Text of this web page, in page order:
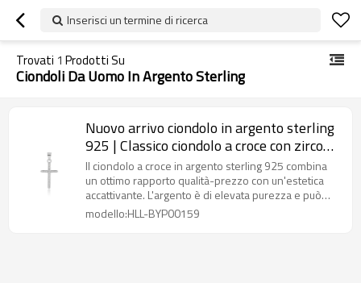
Inserisci un termine di ricerca
Trovati 1 Prodotti Su
Ciondoli Da Uomo In Argento Sterling
Nuovo arrivo ciondolo in argento sterling
925 | Classico ciondolo a croce con zirconi
cubici in argento da uomo
Il ciondolo a croce in argento sterling 925 combina
un ottimo rapporto qualità-prezzo con un'estetica
accattivante. L'argento è di elevata purezza e può
essere personalizzato nel design.
modello:HLL-BYP00159